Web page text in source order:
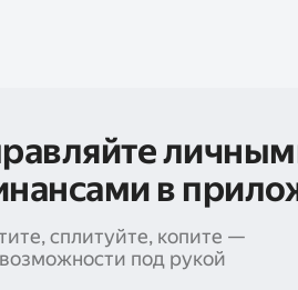
в
сплитуйте, копите —
под рукой